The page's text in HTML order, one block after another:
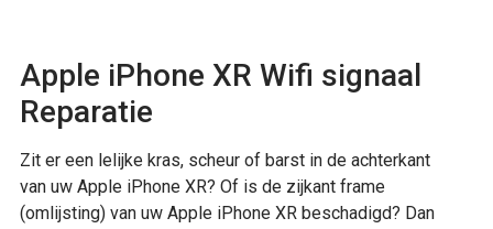
Apple iPhone XR Wifi signaal
Reparatie
Zit er een lelijke kras, scheur of barst in de achterkant
van uw Apple iPhone XR? Of is de zijkant frame
(omlijsting) van uw Apple iPhone XR beschadigd? Dan